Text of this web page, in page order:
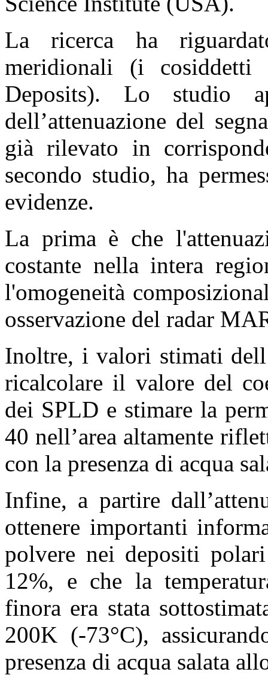
La ricerca ha
meridionali (i
Deposits). Lo studio
dell’attenuazione del
già rilevato in
secondo studio, ha
evidenze.
La prima è che
costante nella intera
l'omogeneità
osservazione del radar
Inoltre, i valori stimati
ricalcolare il valore del
dei SPLD e stimare la
40 nell’area altamente
con la presenza di acqua
Infine, a partire
ottenere importanti
polvere nei depositi
12%, e che la
finora era stata
200K (-73°C),
presenza di acqua salata